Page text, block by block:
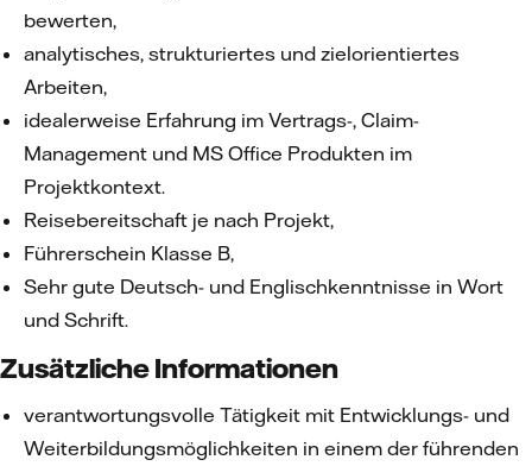
bewerten,
analytisches, strukturiertes und zielorientiertes
Arbeiten,
idealerweise Erfahrung im Vertrags-, Claim-
Management und MS Office Produkten im
Projektkontext.
Reisebereitschaft je nach Projekt,
Führerschein Klasse B,
Sehr gute Deutsch- und Englischkenntnisse in Wort
und Schrift.
Zusätzliche Informationen
verantwortungsvolle Tätigkeit mit Entwicklungs- und
Weiterbildungsmöglichkeiten in einem der führenden